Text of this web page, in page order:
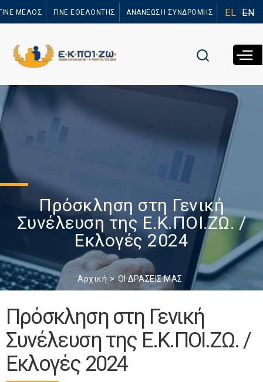
προς το
ΜΕΛΟΣ ΓΙΝΕ ΕΘΕΛΟΝΤΗΣ ΑΝΑΝΕΩΣΗ ΣΥΝΔΡΟΜΗΣ EL EN
Πρόσκληση στη Γενική
Συνέλευση της Ε.Κ.ΠΟΙ.ΖΩ. /
Εκλογές 2024
Αρχική ΟΙ ΔΡΑΣΕΙΣ ΜΑΣ
Πρόσκληση στη Γενική
Συνέλευση της Ε.Κ.ΠΟΙ.ΖΩ. /
Εκλογές 2024